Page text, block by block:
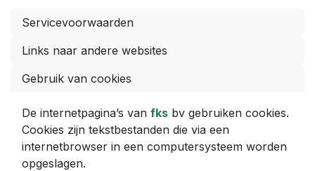
Servicevoorwaarden
Links naar andere websites
Gebruik van cookies
De internetpagina’s van fks bv gebruiken cookies.
Cookies zijn tekstbestanden die via een
internetbrowser in een computersysteem worden
opgeslagen.